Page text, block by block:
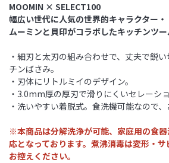
MOOMIN × SELECT100
幅広い世代に人気の世界的キャラクター・
ムーミンと貝印がコラボしたキッチンツ
・細刃と太刃の組み合わせで、丈夫で鋭
チンばさみ。
・刃体にリトルミイのデザイン。
・3.0mm厚の厚刃で滑りにくいセレーシ
・洗いやすい着脱式。食洗機可能なので、
※本商品は分解洗浄が可能、家庭用の食
応となっております。煮沸消毒は変形・
お控えください。